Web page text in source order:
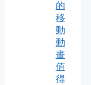
的
移
動
動
畫
值
得